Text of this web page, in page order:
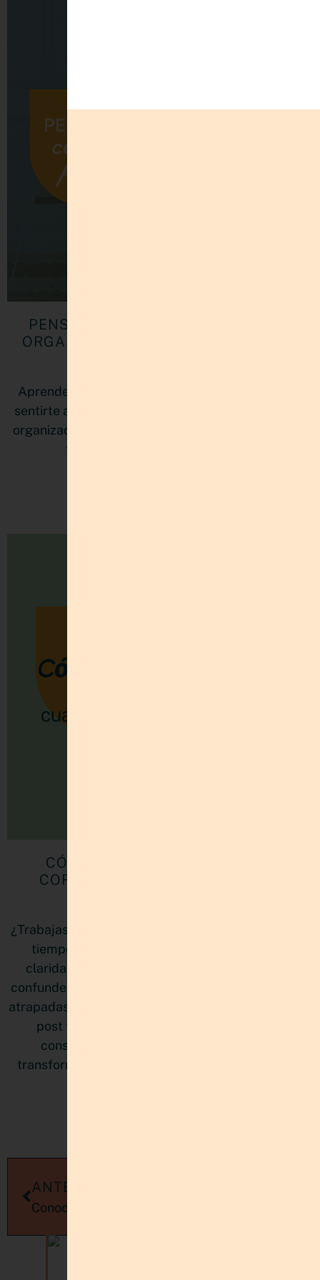
PENSAR NO ES PLANIFICAR: CÓMO
ORGANIZAR MÚLTIPLES PROYECTOS
Aprende cómo organizar múltiples proyectos sin
sentirte abrumada. Descubre cómo un sistema de
organización personal mejora tu claridad mental y
tu productividad con estructura.
CÓMO PRIORIZAR PROYECTOS
CORRECTAMENTE SIN SENTIRTE
¿Trabajas sin parar pero sientes que nunca llegas a
tiempo? No es falta de disciplina, es falta de
claridad estratégica. Muchas emprendedoras
confunden estar ocupadas con avanzar, y terminan
atrapadas en proyectos que compiten entre sí. Este
post te muestra cómo priorizar de manera
consciente, proteger tu energía mental y
transformar la sensación de atraso en verdadero
ANTERIORES